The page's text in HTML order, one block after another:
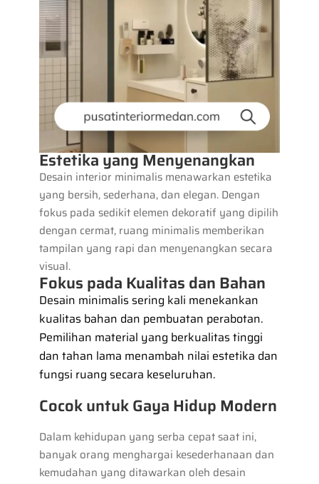
Estetika yang Menyenangkan
Desain interior minimalis menawarkan estetika
yang bersih, sederhana, dan elegan. Dengan
fokus pada sedikit elemen dekoratif yang dipilih
dengan cermat, ruang minimalis memberikan
tampilan yang rapi dan menyenangkan secara
visual.
Fokus pada Kualitas dan Bahan
Desain minimalis sering kali menekankan
kualitas bahan dan pembuatan perabotan.
Pemilihan material yang berkualitas tinggi
dan tahan lama menambah nilai estetika dan
fungsi ruang secara keseluruhan.
Cocok untuk Gaya Hidup Modern
Dalam kehidupan yang serba cepat saat ini,
banyak orang menghargai kesederhanaan dan
kemudahan yang ditawarkan oleh desain